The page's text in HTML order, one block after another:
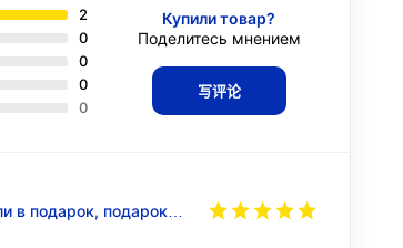
2
0
0
0
0
Купили товар?
Поделитесь мнением
写评论
в подарок, подарок…